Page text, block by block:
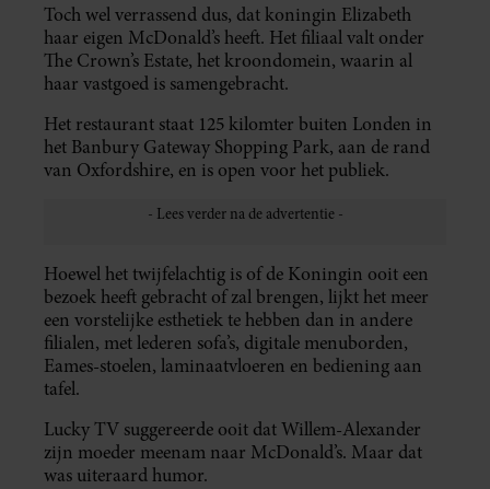
Toch wel verrassend dus, dat koningin Elizabeth
haar eigen McDonald’s heeft. Het filiaal valt onder
The Crown’s Estate, het kroondomein, waarin al
haar vastgoed is samengebracht.
Het restaurant staat 125 kilomter buiten Londen in
het Banbury Gateway Shopping Park, aan de rand
van Oxfordshire, en is open voor het publiek.
Hoewel het twijfelachtig is of de Koningin ooit een
bezoek heeft gebracht of zal brengen, lijkt het meer
een vorstelijke esthetiek te hebben dan in andere
filialen, met lederen sofa’s, digitale menuborden,
Eames-stoelen, laminaatvloeren en bediening aan
tafel.
Lucky TV suggereerde ooit dat Willem-Alexander
zijn moeder meenam naar McDonald’s. Maar dat
was uiteraard humor.